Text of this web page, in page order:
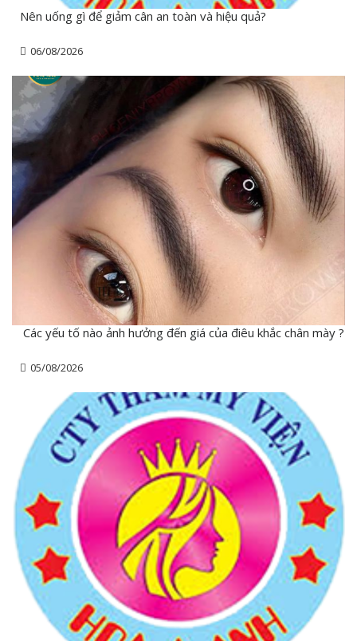
Nên uống gì để giảm cân an toàn và hiệu quả?
06/08/2026
Các yếu tố nào ảnh hưởng đến giá của điêu khắc chân mày ?
05/08/2026